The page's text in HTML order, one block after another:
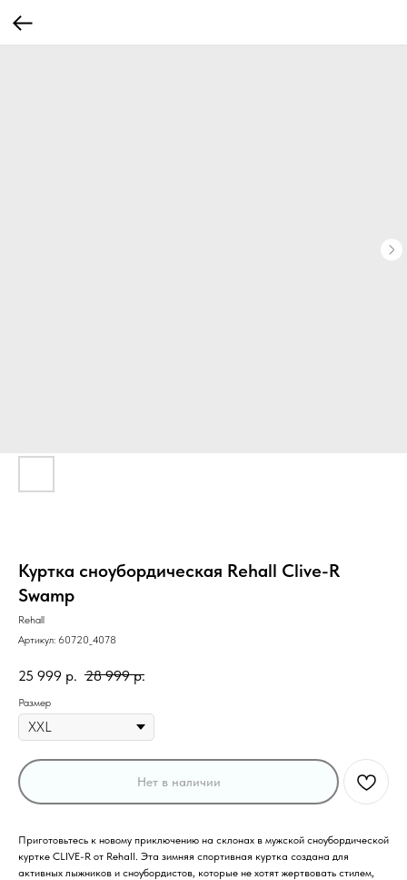
Куртка сноубордическая Rehall Clive-R
Swamp
Rehall
Артикул: 60720_4078
25 999 р. 28 999 р.
Размер
Нет в наличии
Приготовьтесь к новому приключению на склонах в мужской сноубордической
куртке CLIVE-R от Rehall. Эта зимняя спортивная куртка создана для
активных лыжников и сноубордистов, которые не хотят жертвовать стилем,